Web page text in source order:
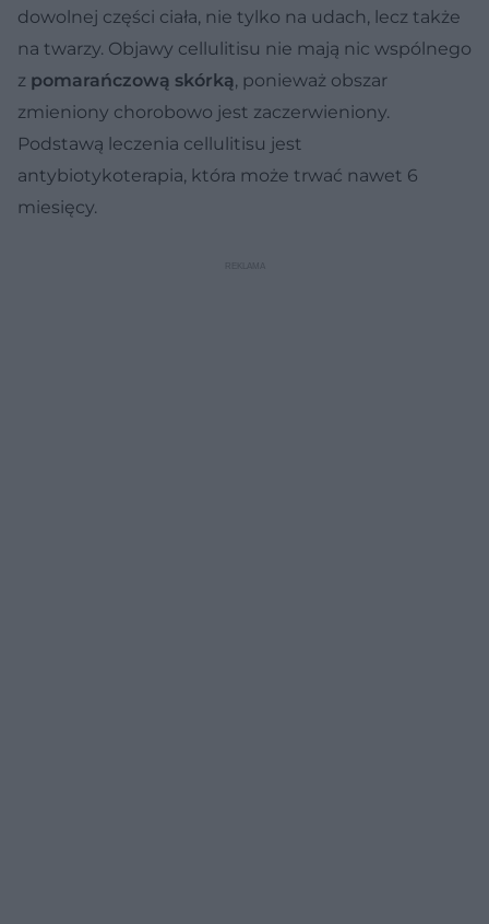
dowolnej części ciała, nie tylko na udach, lecz także
na twarzy. Objawy cellulitisu nie mają nic wspólnego
z pomarańczową skórką, ponieważ obszar
zmieniony chorobowo jest zaczerwieniony.
Podstawą leczenia cellulitisu jest
antybiotykoterapia, która może trwać nawet 6
miesięcy.